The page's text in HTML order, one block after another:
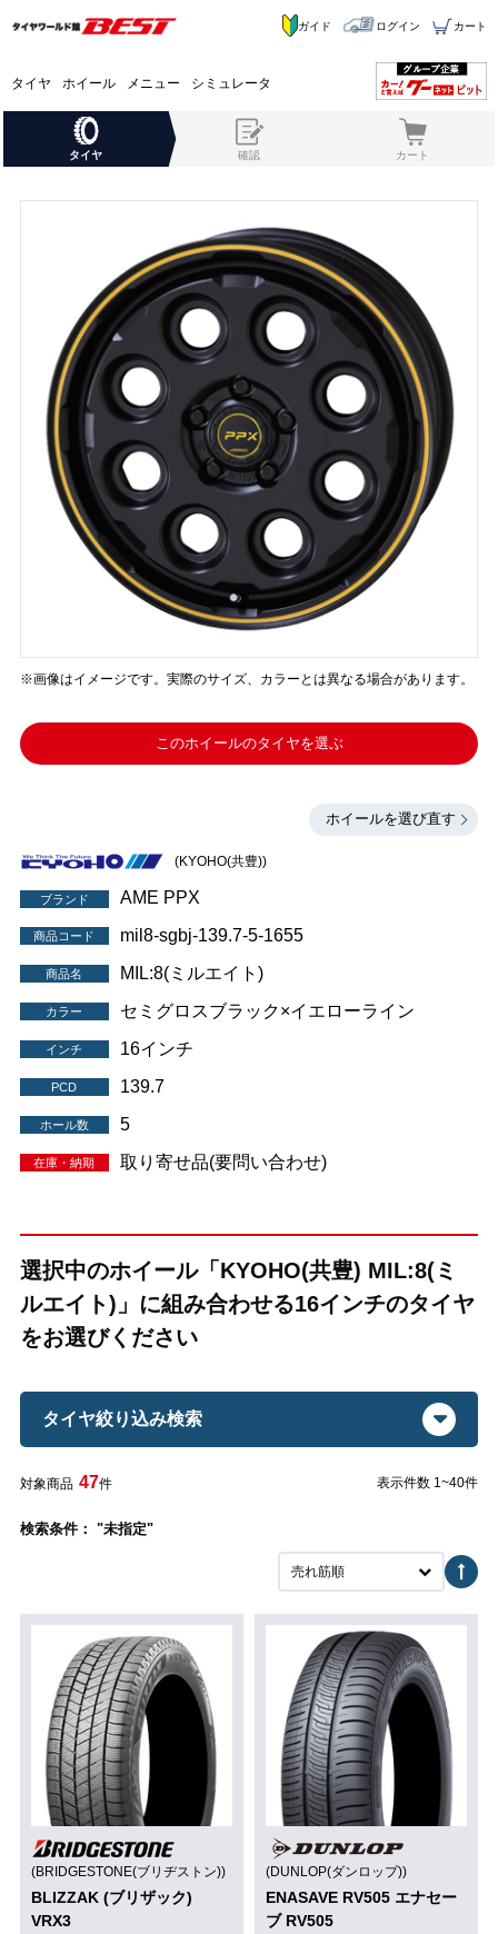
タイヤ ホイール メニュー シミュレータ
ガイド ログイン カート
タイヤ 確認 カート
※画像はイメージです。実際のサイズ、カラーとは異なる場合があります。
このホイールのタイヤを選ぶ
ホイールを選び直す
(KYOHO(共豊))
ブランド AME PPX
商品コード mil8-sgbj-139.7-5-1655
商品名 MIL:8(ミルエイト)
カラー セミグロスブラック×イエローライン
インチ 16インチ
PCD 139.7
ホール数 5
在庫・納期 取り寄せ品(要問い合わせ)
選択中のホイール「KYOHO(共豊) MIL:8(ミ
ルエイト)」に組み合わせる16インチのタイヤ
をお選びください
タイヤ絞り込み検索
対象商品 47件 表示件数 1~40件
検索条件： "未指定"
売れ筋順
(BRIDGESTONE(ブリヂストン))
BLIZZAK (ブリザック)
VRX3
(DUNLOP(ダンロップ))
ENASAVE RV505 エナセー
ブ RV505